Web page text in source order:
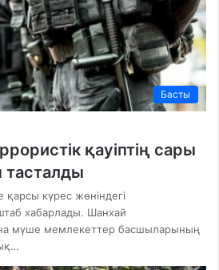
Басты
қауіптің сары
тасталды
күрес жөніндегі
хабарлады. Шанхай
мүше мемлекеттер басшыларының